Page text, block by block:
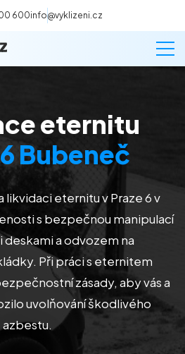
600info@vyklizeni.cz
na prodej
eternitu
Bubeneč
likvidaci eternitu v Praze 6 v
s bezpečnou manipulací
a odvozem na
Při práci s eternitem
zásady, aby vás a
uvolňování škodlivého
azbestu.